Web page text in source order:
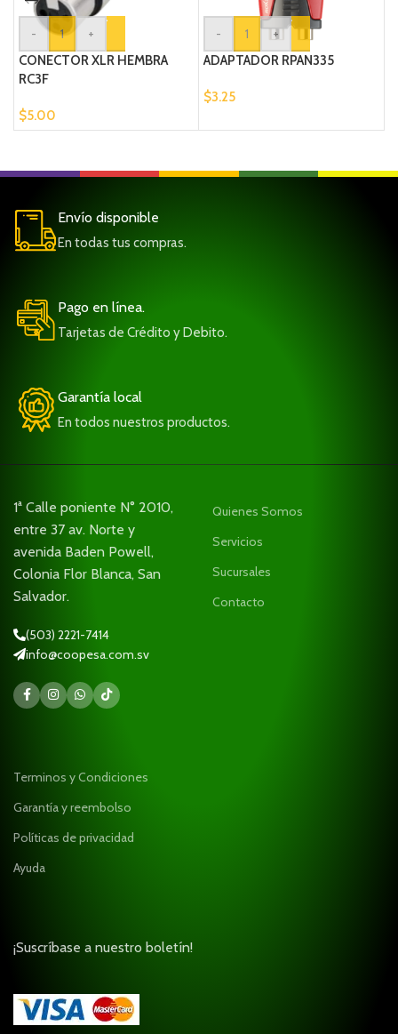
-
+
CONECTOR XLR HEMBRA
RC3F
$5.00
-
+
ADAPTADOR RPAN335
$3.25
Envío disponible
En todas tus compras.
Pago en línea.
Tarjetas de Crédito y Debito.
Garantía local
En todos nuestros productos.
1ª Calle poniente N° 2010,
entre 37 av. Norte y
avenida Baden Powell,
Colonia Flor Blanca, San
Salvador.
(503) 2221-7414
info@coopesa.com.sv
Quienes Somos
Servicios
Sucursales
Contacto
Terminos y Condiciones
Garantía y reembolso
Políticas de privacidad
Ayuda
¡Suscríbase a nuestro boletín!